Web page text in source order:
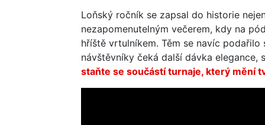
Loňský ročník se zapsal do historie
nezapomenutelným večerem, kdy na
hříště vrtulníkem. Těm se navíc
návštěvníky čeká další dávka
staňte se součástí turnaje, který mění